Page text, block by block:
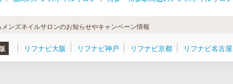
ンズネイルサロンのお知らせやキャンペーン情報
リフナビ大阪 リフナビ神戸 リフナビ京都 リフナビ名古屋